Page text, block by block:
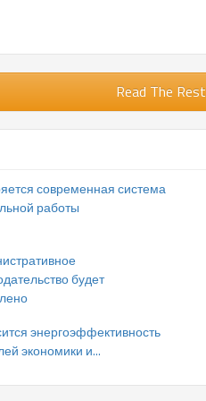
Read The Rest
современная система
работы
будет
энергоэффективность
экономики и...